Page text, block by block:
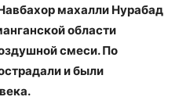
махалли Нурабад
области
смеси. По
и были